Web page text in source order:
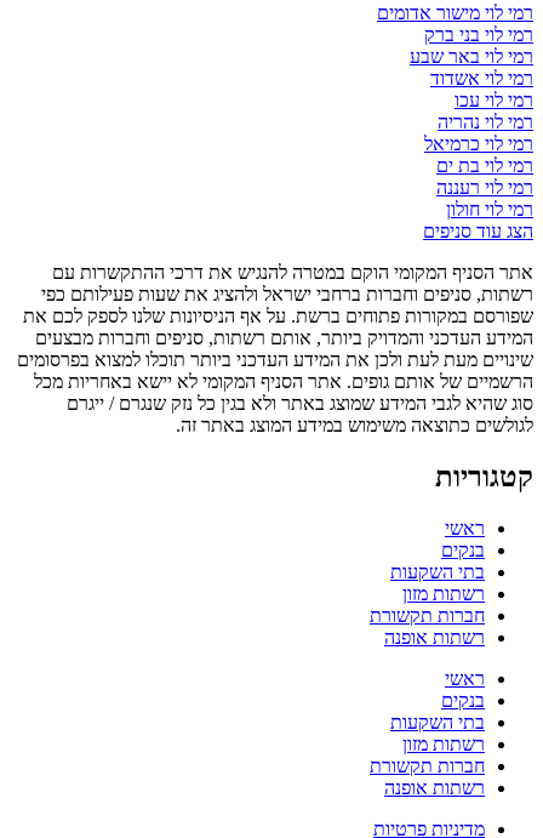
רמי לוי מישור אדומים
רמי לוי בני ברק
רמי לוי באר שבע
רמי לוי אשדוד
רמי לוי עכו
רמי לוי נהריה
רמי לוי כרמיאל
רמי לוי בת ים
רמי לוי רעננה
רמי לוי חולון
הצג עוד סניפים
אתר הסניף המקומי הוקם במטרה להנגיש את דרכי ההתקשרות עם
רשתות, סניפים וחברות ברחבי ישראל ולהציג את שעות פעילותם כפי
שפורסם במקורות פתוחים ברשת. על אף הניסיונות שלנו לספק לכם את
המידע העדכני והמדויק ביותר, אותם רשתות, סניפים וחברות מבצעים
שינויים מעת לעת ולכן את המידע העדכני ביותר תוכלו למצוא בפרסומים
הרשמיים של אותם גופים. אתר הסניף המקומי לא יישא באחריות מכל
סוג שהיא לגבי המידע שמוצג באתר ולא בגין כל נזק שנגרם / ייגרם
לגולשים כתוצאה משימוש במידע המוצג באתר זה.
קטגוריות
ראשי
בנקים
בתי השקעות
רשתות מזון
חברות תקשורת
רשתות אופנה
ראשי
בנקים
בתי השקעות
רשתות מזון
חברות תקשורת
רשתות אופנה
מדיניות פרטיות